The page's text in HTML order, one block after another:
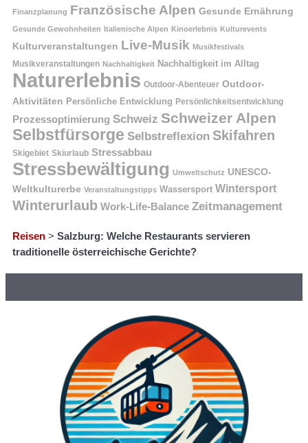
Finanzplanung Französische Alpen Gesunde Ernährung
Gesunde Gewohnheiten Italienische Alpen Kinoerlebnis Kulturevents
Kulturveranstaltungen Live-Musik Musikfestivals
Musikveranstaltungen Nachhaltigkeit Nachhaltigkeit im Alltag
Naturerlebnis Outdoor-Abenteuer Outdoor-
Aktivitäten Persönliche Entwicklung Persönlichkeitsentwicklung
Prozessoptimierung Schweiz Schweizer Alpen
Selbstfürsorge Selbstreflexion Skifahren
Skigebiet Skiurlaub Stressabbau
Stressbewältigung Umweltschutz UNESCO-
Weltkulturerbe Veranstaltungstipps Wassersport Wintersport
Winterurlaub Work-Life-Balance Zeitmanagement
Reisen > Salzburg: Welche Restaurants servieren
traditionelle österreichische Gerichte?